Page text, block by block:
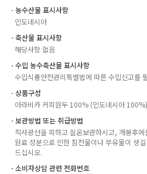
ㆍ농수산물 표시사항
인도네시아
ㆍ축산물 표시사항
해당사항 없음
ㆍ수입 농수축산물 표시사항
수입식품안전관리특별법에 따른 수입신고를
ㆍ상품구성
아라비카 커피원두 100% (인도네시아 100%)
ㆍ보관방법 또는 취급방법
직사광선을 피하고 실온보관하시고, 개봉후
원료 성분으로 인한 침전물이나 부유물이 생
드십시오.
ㆍ소비자상담 관련 전화번호